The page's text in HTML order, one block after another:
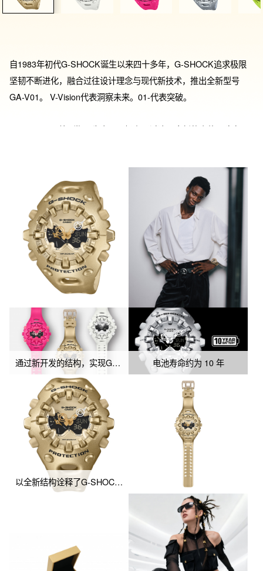
自1983年初代G-SHOCK诞生以来四十多年，G-SHOCK追求极限
坚韧不断进化，融合过往设计理念与现代新技术，推出全新型号
GA-V01。 V-Vision代表洞察未来。01-代表突破。
GA-V01以“开放V世界”为主题，旨在通过这一全新的表款，建立无
和大弧度球面玻璃，散发出强烈存在感，同时保护手表免受冲击，
表盘时间刻度采用外置设计，大胆且有个性；通过新开发的结构，
实现G-SHOCK史上罕有的大尺寸指针和特征性表盘，并使用新的
磁吸分针，借由磁铁吸收冲击，防止手表受到冲击时而指针偏离，
搭配蝴蝶形状的液晶屏，为独特的表盘设计再添视觉冲击。一体化
表圈表带结构既坚韧又独特，拥有10年超长续航电池，以全新结构
诠释了G-SHOCK的toughness本质。
「自由白」款：附酷眼仔二代自由白毛绒挂件，软萌质感与纯净色
调呼应，日常搭配更添趣味；
「流光金」款：专属套装内含酷眼仔项链，金属光泽与精致设计相
得益彰，轻松提升整体造型精致度。
通过新开发的结构，实现G-SHOCK史上罕有的大尺寸指针和特征性表盘
电池寿命约为 10 年
以全新结构诠释了G-SHOCK的toughness本质